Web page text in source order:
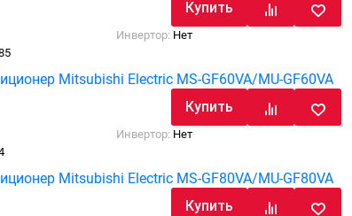
Купить
Инвертор: Нет
Mitsubishi Electric MS-GF60VA/MU-GF60VA
Купить
Инвертор: Нет
Mitsubishi Electric MS-GF80VA/MU-GF80VA
Купить